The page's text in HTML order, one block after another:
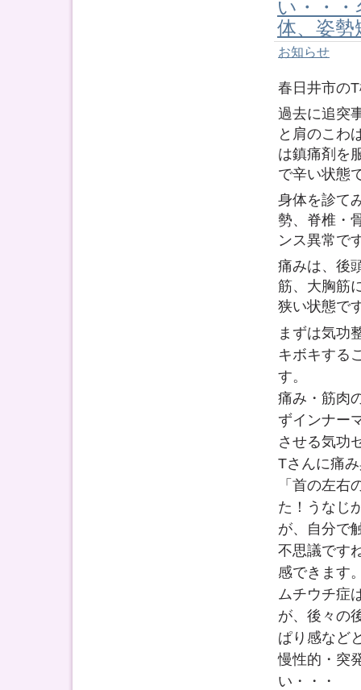
い・・
体、姿勢
お知らせ
春日井市の
過去に追突
と肩のこわ
は鎮痛剤を
で辛い状態
身体を診て
勢、脊椎・
ンス異常で
痛みは、後
筋、大胸筋
狭い状態で
まずは気功
キボキする
す。
痛み・筋肉
ずインナー
させる気功
Tさんに痛
「首の左
た！うなじ
が、自分で
不思議です
感できます
ムチウチ症
が、後々の
ぱり感など
慢性的・突
い・・・